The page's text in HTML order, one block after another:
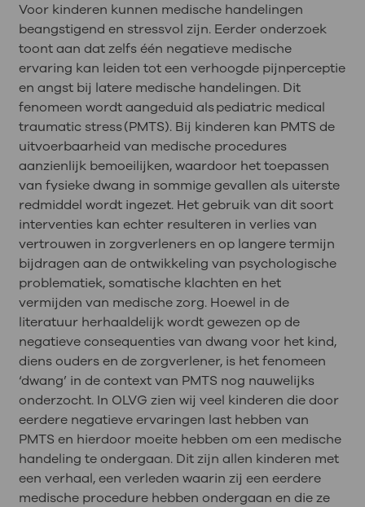
Voor kinderen kunnen medische handelingen
beangstigend en stressvol zijn. Eerder onderzoek
toont aan dat zelfs één negatieve medische
ervaring kan leiden tot een verhoogde pijnperceptie
en angst bij latere medische handelingen. Dit
fenomeen wordt aangeduid alspediatric medical
traumatic stress(PMTS). Bij kinderen kan PMTS de
uitvoerbaarheid van medische procedures
aanzienlijk bemoeilijken, waardoor het toepassen
van fysieke dwang in sommige gevallen als uiterste
redmiddel wordt ingezet. Het gebruik van dit soort
interventies kan echter resulteren in verlies van
vertrouwen in zorgverleners en op langere termijn
bijdragen aan de ontwikkeling van psychologische
problematiek, somatische klachten en het
vermijden van medische zorg. Hoewel in de
literatuur herhaaldelijk wordt gewezen op de
negatieve consequenties van dwang voor het kind,
diens ouders en de zorgverlener, is het fenomeen
‘dwang’ in de context van PMTS nog nauwelijks
onderzocht. In OLVG zien wij veel kinderen die door
eerdere negatieve ervaringen last hebben van
PMTS en hierdoor moeite hebben om een medische
handeling te ondergaan. Dit zijn allen kinderen met
een verhaal, een verleden waarin zij een eerdere
medische procedure hebben ondergaan en die ze